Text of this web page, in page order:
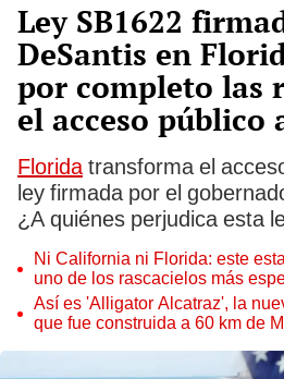
Ley SB1622
DeSantis en
por completo las
el acceso público
Floridatransforma el
ley firmada por el
¿A quiénes perjudica esta
Ni California ni Florida: este
uno de los rascacielos más
próximos años
Así es 'Alligator Alcatraz', la
que fue construida a 60 km de